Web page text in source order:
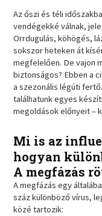
Az őszi és téli
vendégekké válnak,
Orrdugulás, köhögés,
sokszor heteken át
megfelelően. De vajon
biztonságos? Ebben a
a szezonális légúti
találhatunk egyes
megoldások előnyeit –
Mi is az
hogyan
A megfázás
A megfázás egy
száz különböző vírus,
közé tartozik: